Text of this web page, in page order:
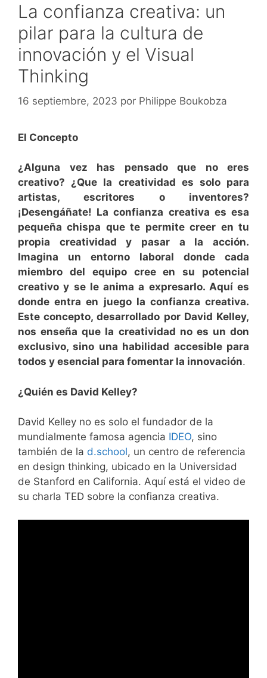
La confianza creativa: un
pilar para la cultura de
innovación y el Visual
Thinking
16 septiembre, 2023 por Philippe Boukobza
El Concepto
¿Alguna vez has pensado que no eres
creativo? ¿Que la creatividad es solo para
artistas, escritores o inventores?
¡Desengáñate! La confianza creativa es esa
pequeña chispa que te permite creer en tu
propia creatividad y pasar a la acción.
Imagina un entorno laboral donde cada
miembro del equipo cree en su potencial
creativo y se le anima a expresarlo. Aquí es
donde entra en juego la confianza creativa.
Este concepto, desarrollado por David Kelley,
nos enseña que la creatividad no es un don
exclusivo, sino una habilidad accesible para
todos y esencial para fomentar la innovación.
¿Quién es David Kelley?
David Kelley no es solo el fundador de la
mundialmente famosa agencia IDEO, sino
también de la d.school, un centro de referencia
en design thinking, ubicado en la Universidad
de Stanford en California. Aquí está el video de
su charla TED sobre la confianza creativa.